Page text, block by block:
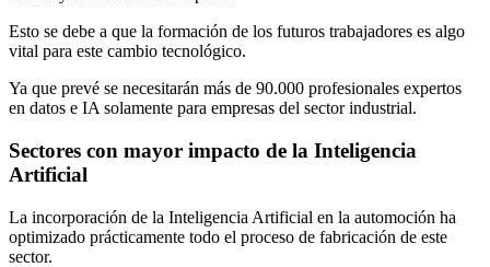
Esto se debe a que la formación de los futuros trabajadores es algo
vital para este cambio tecnológico.
Ya que prevé se necesitarán más de 90.000 profesionales expertos
en datos e IA solamente para empresas del sector industrial.
Sectores con mayor impacto de la Inteligencia
Artificial
La incorporación de la Inteligencia Artificial en la automoción ha
optimizado prácticamente todo el proceso de fabricación de este
sector.